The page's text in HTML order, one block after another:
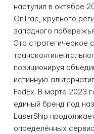
наступил в октябре
OnTrac, крупного
западного
Это стратегическое
позиционируя
истинную
FedEx. В марте 2023
единый бренд под
LaserShip
определённых